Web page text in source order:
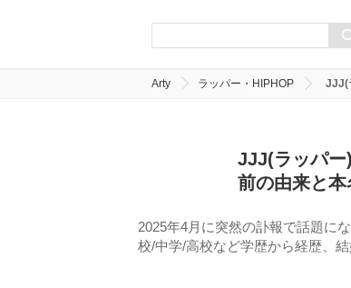
Arty ラッパー・HIPHOP JJJ(
JJJ(ラッパー
前の由来と
2025年4月に突然の訃報で話題に
校/中学/高校など学歴から経歴、